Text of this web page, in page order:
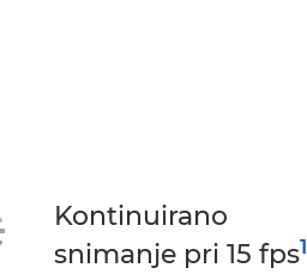
Kontinuirano
snimanje pri 15 fps1